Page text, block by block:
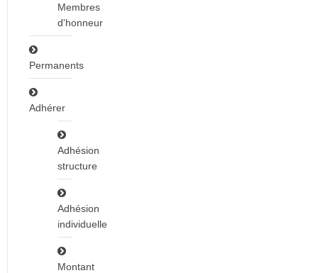
Membres
d'honneur
Permanents
Adhérer
Adhésion
structure
Adhésion
individuelle
Montant